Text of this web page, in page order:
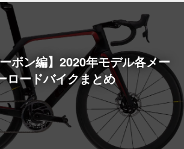
ボン編】2020年モデル各メー
ロードバイクまとめ